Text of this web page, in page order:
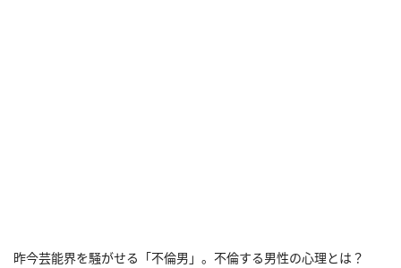
昨今芸能界を騒がせる「不倫男」。不倫する男性の心理とは？